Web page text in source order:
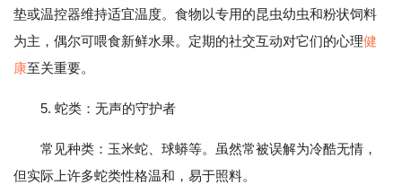
垫或温控器维持适宜温度。食物以专用的昆虫幼虫和粉状饲料
为主，偶尔可喂食新鲜水果。定期的社交互动对它们的心理健
康至关重要。
5. 蛇类：无声的守护者
常见种类：玉米蛇、球蟒等。虽然常被误解为冷酷无情，
但实际上许多蛇类性格温和，易于照料。